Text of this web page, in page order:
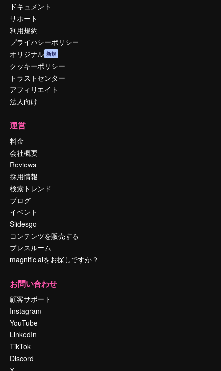
ドキュメント
サポート
利用規約
プライバシーポリシー
オリジナル 新規
クッキーポリシー
トラストセンター
アフィリエイト
法人向け
運営
料金
会社概要
Reviews
採用情報
検索トレンド
ブログ
イベント
Slidesgo
コンテンツを販売する
プレスルーム
magnific.aiをお探しですか？
お問い合わせ
顧客サポート
Instagram
YouTube
LinkedIn
TikTok
Discord